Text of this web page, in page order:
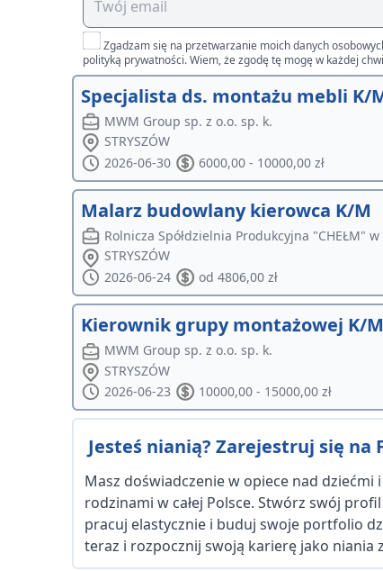
Zgadzam się na przetwarzanie moich danych
polityką prywatności. Wiem, że zgodę tę mogę w każdej
Specjalista ds. montażu mebli K/
MWM Group sp. z o.o. sp. k.
STRYSZÓW
2026-06-30
6000,00 - 10000,00 zł
Malarz budowlany kierowca K/M
Rolnicza Spółdzielnia Produkcyjna "CHEŁM"
STRYSZÓW
2026-06-24
od 4806,00 zł
Kierownik grupy montażowej K/M
MWM Group sp. z o.o. sp. k.
STRYSZÓW
2026-06-23
10000,00 - 15000,00 zł
Jesteś nianią? Zarejestruj się na
Masz doświadczenie w opiece nad dziećmi
rodzinami w całej Polsce. Stwórz swój
pracuj elastycznie i buduj swoje portfolio
teraz i rozpocznij swoją karierę jako niania